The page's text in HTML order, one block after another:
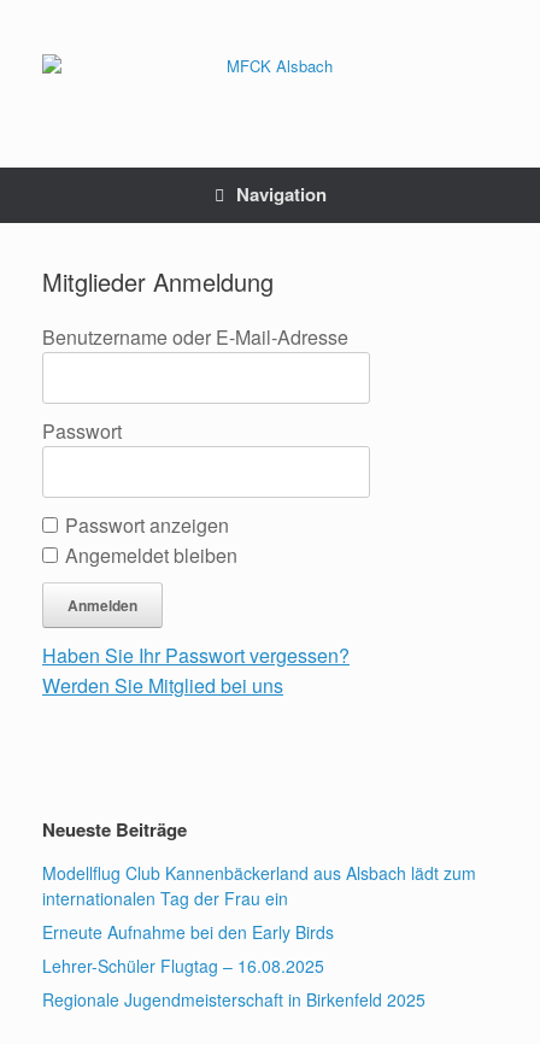
springen
Navigation
Mitglieder Anmeldung
Benutzername oder E-Mail-Adresse
Passwort
Passwort anzeigen
Angemeldet bleiben
Haben Sie Ihr Passwort vergessen?
Werden Sie Mitglied bei uns
Neueste Beiträge
Modellflug Club Kannenbäckerland aus Alsbach lädt zum
internationalen Tag der Frau ein
Erneute Aufnahme bei den Early Birds
Lehrer-Schüler Flugtag – 16.08.2025
Regionale Jugendmeisterschaft in Birkenfeld 2025